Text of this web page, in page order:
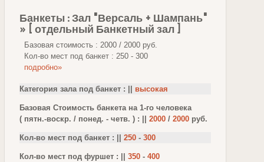
Банкеты : Зал "Версаль + Шампань"
» [ отдельный Банкетный зал ]
Базовая стоимость : 2000 / 2000 руб.
Кол-во мест под банкет : 250 - 300
подробно»
Категория зала под банкет : || высокая
Базовая Стоимость банкета на 1-го человека
( пятн.-воскр. / понед. - четв. ) : || 2000 / 2000 руб.
Кол-во мест под банкет : || 250 - 300
Кол-во мест под фуршет : || 350 - 400